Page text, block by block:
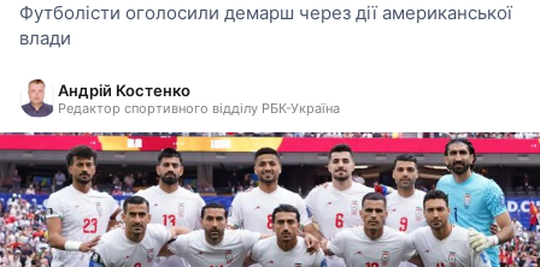
Футболісти оголосили демарш через дії американської
влади
Андрій Костенко
Редактор спортивного відділу РБК-Україна